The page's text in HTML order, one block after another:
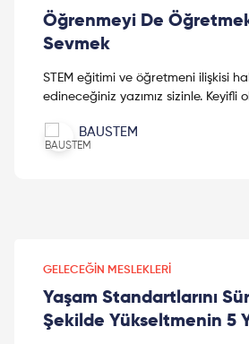
Öğrenmeyi De
Sevmek
STEM eğitimi ve öğretmeni ilişkisi
edineceğiniz yazımız sizinle. Keyifli
BAUSTEM
GELECEĞIN MESLEKLERI
Yaşam Standartlarını
Şekilde Yükseltmenin 5